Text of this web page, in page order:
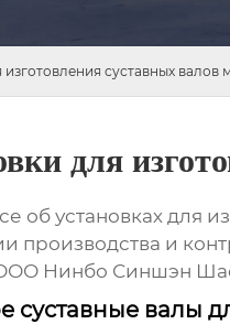
изготовления суставных валов
для
обустановках для
производства и
Нинбо Синшэн
суставные валы